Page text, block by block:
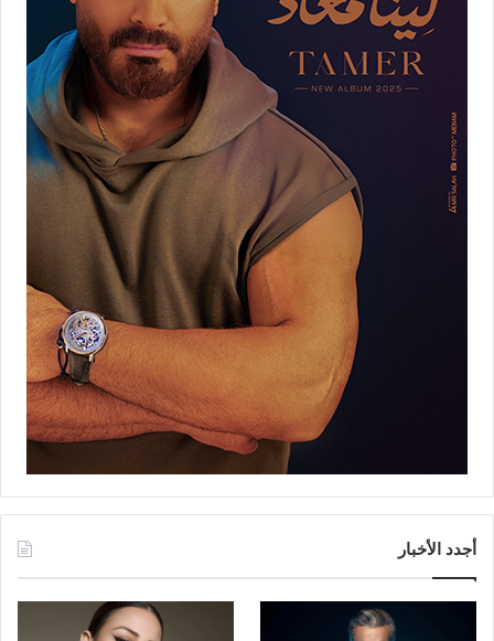
أجدد الأخبار